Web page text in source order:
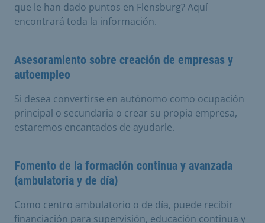
que le han dado puntos en Flensburg? Aquí
encontrará toda la información.
Asesoramiento sobre creación de empresas y
autoempleo
Si desea convertirse en autónomo como ocupación
principal o secundaria o crear su propia empresa,
estaremos encantados de ayudarle.
Fomento de la formación continua y avanzada
(ambulatoria y de día)
Como centro ambulatorio o de día, puede recibir
financiación para supervisión, educación continua y